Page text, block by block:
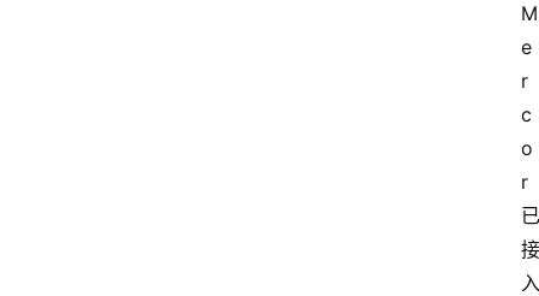
M
e
r
c
o
r
已
接
入